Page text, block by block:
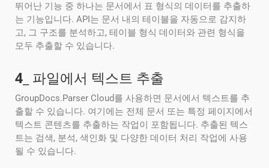
뛰어난 기능 중 하나는 문서에서 표 형식의 데이터를 추출하
는 기능입니다. API는 문서 내의 테이블을 자동으로 감지하
고, 그 구조를 분석하고, 테이블 형식 데이터와 관련 형식을
모두 추출할 수 있습니다.
4 _ 파일에서 텍스트 추출
GroupDocs.Parser Cloud를 사용하면 문서에서 텍스트를 추
출할 수 있습니다. 여기에는 전체 문서 또는 특정 페이지에서
텍스트 콘텐츠를 추출하는 작업이 포함됩니다. 추출된 텍스
트는 검색, 분석, 색인화 및 다양한 데이터 처리 작업에 사용
될 수 있습니다.